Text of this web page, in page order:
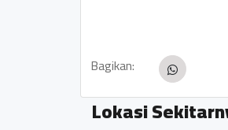
Bagikan:
Lokasi